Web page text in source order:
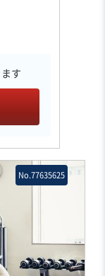
す
No.77635625